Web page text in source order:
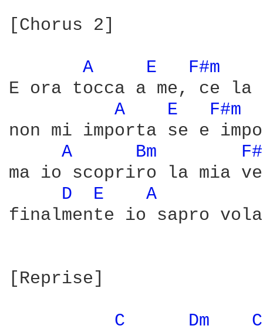
[Chorus 2]
A E
F#m
E ora tocca a me, ce la
A
E
F#m
non mi importa se e
A
Bm
ma io scopriro la mia
D
E
A
finalmente io sapro
[Reprise]
C Dm